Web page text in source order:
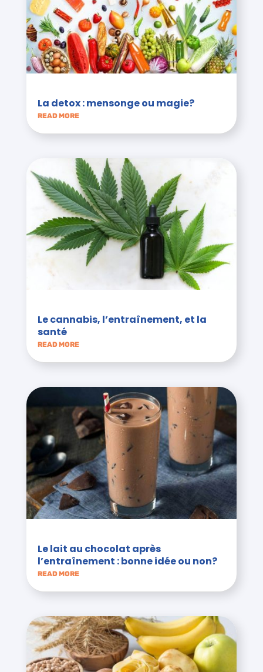
La detox : mensonge ou magie?
READ MORE
Le cannabis, l’entraînement, et la
santé
READ MORE
Le lait au chocolat après
l’entraînement : bonne idée ou non?
READ MORE